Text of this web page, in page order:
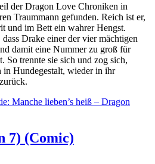
der Dragon Love Chroniken in
Traummann gefunden. Reich ist er,
und im Bett ein wahrer Hengst.
Drake einer der vier mächtigen
damit eine Nummer zu groß für
So trennte sie sich und zog sich,
in Hundegestalt, wieder in ihr
Manche lieben’s heiß – Dragon
7) (Comic)